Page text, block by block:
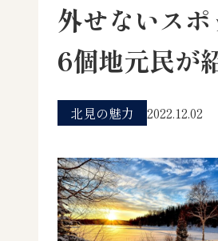
外せないスポ
6個地元民が
北見の魅力 2022.12.02